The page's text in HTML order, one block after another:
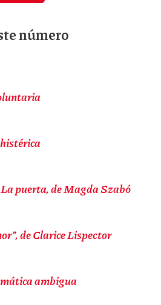
número
puerta, de Magda Szabó
de Clarice Lispector
ambigua